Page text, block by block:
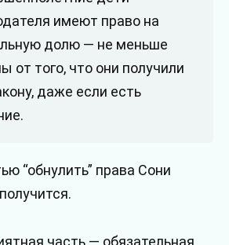
имеют право на
долю — не меньше
от того, что они получили
даже если есть
“обнулить” права Сони
часть — обязательная